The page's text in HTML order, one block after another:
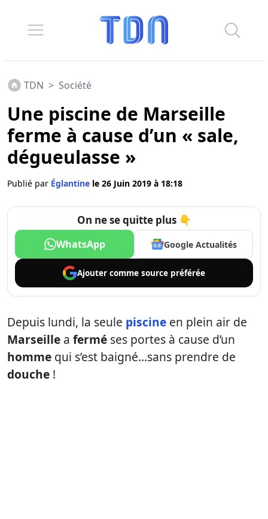
TDN > Société
Une piscine de Marseille
ferme à cause d’un « sale,
dégueulasse »
Publié par Églantine le 26 Juin 2019 à 18:18
On ne se quitte plus 👇
WhatsApp Google Actualités
Ajouter comme source préférée
Depuis lundi, la seule piscine en plein air de
Marseille a fermé ses portes à cause d’un
homme qui s’est baigné…sans prendre de
douche !